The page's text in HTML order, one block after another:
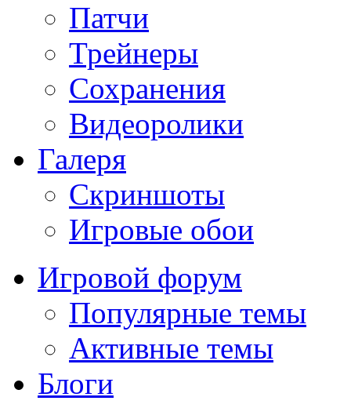
Патчи
Трейнеры
Сохранения
Видеоролики
Галеря
Скриншоты
Игровые обои
Игровой форум
Популярные темы
Активные темы
Блоги